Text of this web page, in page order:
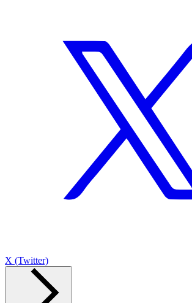
X (Twitter)